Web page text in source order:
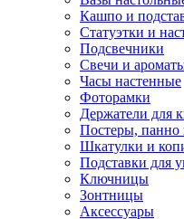
Кашпо и
Статуэтки и
Подсвечники
Свечи и
Часы настенные
Фоторамки
Держатели для
Постеры, панно
Шкатулки и
Подставки для
Ключницы
Зонтницы
Аксессуары